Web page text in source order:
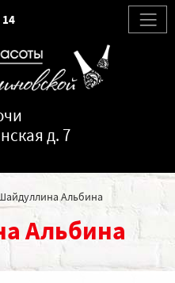
д. 7
14
Альбина
Альбина